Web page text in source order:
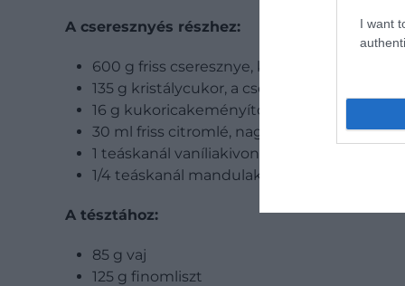
I want
A cseresznyés részhez:
600 g friss cseresznye, kimagozva és felezve
135 g kristálycukor, a cseresznye
16 g kukoricakeményítő
30 ml friss citromlé, nagyjából fél citrom
1 teáskanál vaníliakivonat
1/4 teáskanál mandulakivonat
A tésztához:
85 g vaj
125 g finomliszt